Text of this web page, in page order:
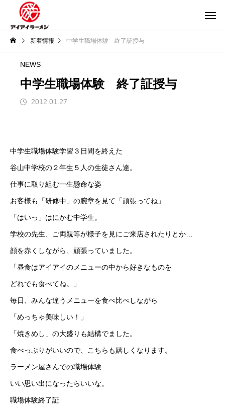
新着情報 中学生職場体験 終了証授与
NEWS
中学生職場体験 終了証授与
2012.01.27
中学生職場体験学習３日間を終えた
谷山中学校の２年生５人の生徒さん達。
仕事に取り組む一生懸命な姿
お客様も「研修中」の腕章を見て「頑張ってね」
「はいっ」はにかむ中学生。
学校の先生、ご両親等が様子を見にご来店されたりとか…
顔を赤くしながら、頑張っていました。
「昼食はアイアイのメニューの中から好きなものを
どれでも食べてね。」
毎日、みんな違うメニューを食べ比べしながら
「めっちゃ美味しい！」
「焼きめし」の大盛りも結構でました。
食べっぷりがいいので、こちらも嬉しくなります。
ラーメン屋さんでの職場体験
いい思い出になったらいいな。
職場体験終了証